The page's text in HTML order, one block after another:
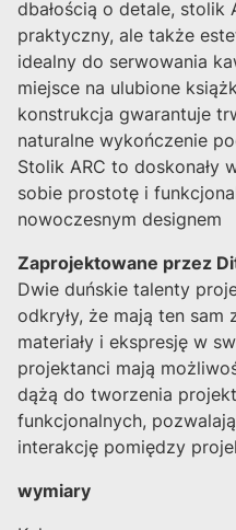
dbałością o detale, stolik
praktyczny, ale także
idealny do serwowania
miejsce na ulubione
konstrukcja gwarantuje
naturalne wykończenie
Stolik ARC to doskonały
sobie prostotę i
nowoczesnym designem
Zaprojektowane przez
Dwie duńskie talenty
odkryły, że mają ten sam
materiały i ekspresję w
projektanci mają
dążą do tworzenia
funkcjonalnych,
interakcję pomiędzy
wymiary